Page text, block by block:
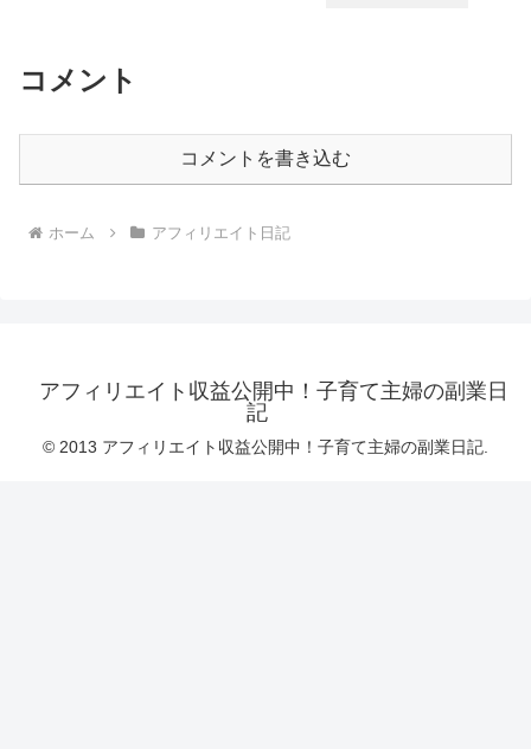
コメント
コメントを書き込む
ホーム アフィリエイト日記
アフィリエイト収益公開中！子育て主婦の副業日
記
© 2013 アフィリエイト収益公開中！子育て主婦の副業日記.